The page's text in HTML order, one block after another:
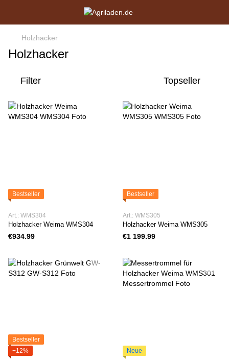
Holzhacker
Holzhacker
Filter Topseller
Bestseller
Art.: WMS304
Holzhacker Weima WMS304
€934.99
Bestseller
Art.: WMS305
Holzhacker Weima WMS305
€1 199.99
Bestseller
−12%
Neue